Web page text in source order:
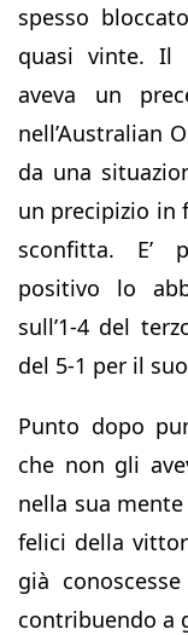
spesso
quasi vinte. Il
aveva un
nell’Australian
da una
un precipizio in
sconfitta. E’
positivo lo
sull’1-4 del
del 5-1 per il
Punto dopo
che non gli
nella sua
felici della
già
contribuendo a